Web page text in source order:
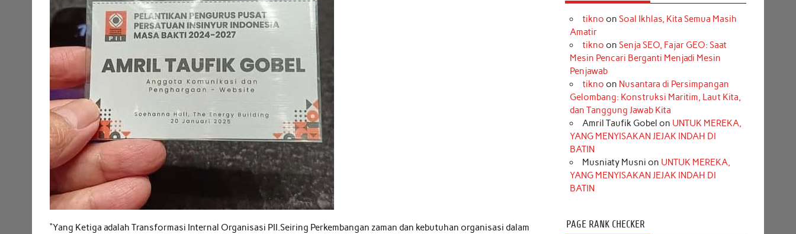
“Yang Ketiga adalah Transformasi Internal Organisasi PII.Seiring Perkembangan zaman dan kebutuhan organisasi dalam
tikno on Soal Ikhlas, Kita Semua Masih
Amatir
tikno on Senja SEO, Fajar GEO: Saat
Mesin Pencari Berganti Menjadi Mesin
Penjawab
tikno on Nusantara di Persimpangan
Gelombang: Konstruksi Maritim, Laut Kita,
dan Tanggung Jawab Kita
Amril Taufik Gobel on UNTUK MEREKA,
YANG MENYISAKAN JEJAK INDAH DI
BATIN
Musniaty Musni on UNTUK MEREKA,
YANG MENYISAKAN JEJAK INDAH DI
BATIN
PAGE RANK CHECKER